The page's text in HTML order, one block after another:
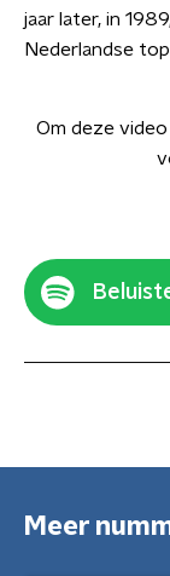
jaar later, in
Nederlandse
Om deze
Meer